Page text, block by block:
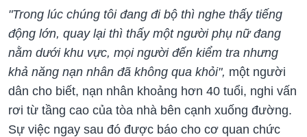
"Trong lúc chúng tôi đang đi bộ thì nghe thấy tiếng
động lớn, quay lại thì thấy một người phụ nữ đang
nằm dưới khu vực, mọi người đến kiểm tra nhưng
khả năng nạn nhân đã không qua khỏi", một người
dân cho biết, nạn nhân khoảng hơn 40 tuổi, nghi vấn
rơi từ tầng cao của tòa nhà bên cạnh xuống đường.
Sự việc ngay sau đó được báo cho cơ quan chức